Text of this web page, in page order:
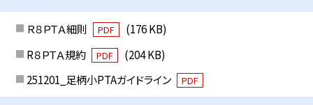
Ｒ８ＰＴＡ細則 PDF
(176 KB)
R８ＰＴＡ規約
PDF
(204 KB)
251201_足柄小PTAガイドライン
PDF